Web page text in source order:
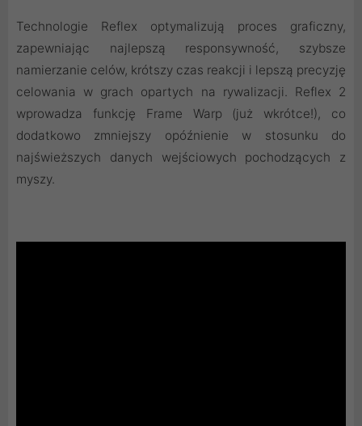
Technologie Reflex optymalizują proces graficzny,
zapewniając najlepszą responsywność, szybsze
namierzanie celów, krótszy czas reakcji i lepszą precyzję
celowania w grach opartych na rywalizacji. Reflex 2
wprowadza funkcję Frame Warp (już wkrótce!), co
dodatkowo zmniejszy opóźnienie w stosunku do
najświeższych danych wejściowych pochodzących z
myszy.